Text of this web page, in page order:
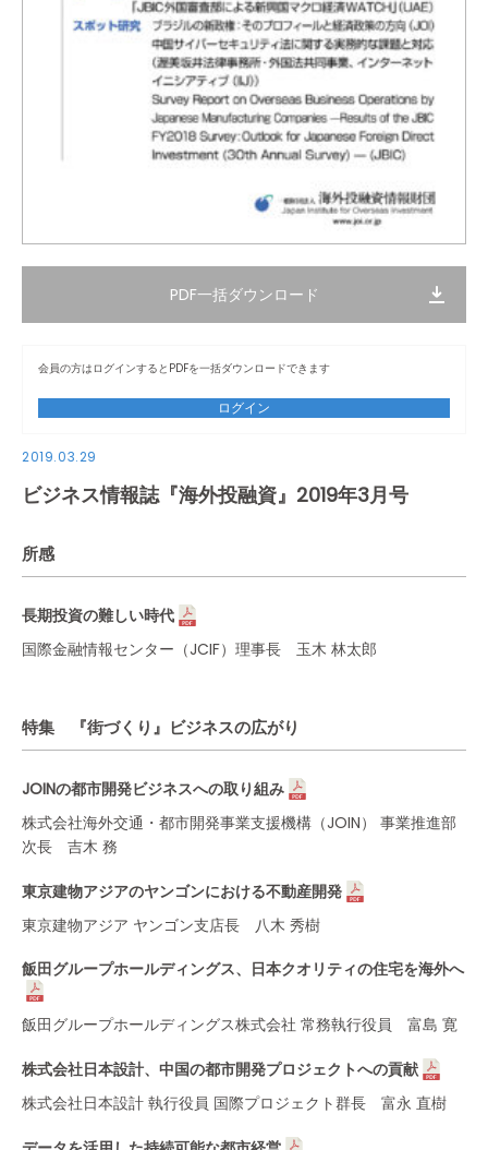
PDF一括ダウンロード
会員の方はログインするとPDFを一括ダウンロードできます
ログイン
2019.03.29
ビジネス情報誌『海外投融資』2019年3月号
所感
長期投資の難しい時代
国際金融情報センター（JCIF）理事長 玉木 林太郎
特集 『街づくり』ビジネスの広がり
JOINの都市開発ビジネスへの取り組み
株式会社海外交通・都市開発事業支援機構（JOIN） 事業推進部
次長 吉木 務
東京建物アジアのヤンゴンにおける不動産開発
東京建物アジア ヤンゴン支店長 八木 秀樹
飯田グループホールディングス、日本クオリティの住宅を海外へ
飯田グループホールディングス株式会社 常務執行役員 富島 寛
株式会社日本設計、中国の都市開発プロジェクトへの貢献
株式会社日本設計 執行役員 国際プロジェクト群長 富永 直樹